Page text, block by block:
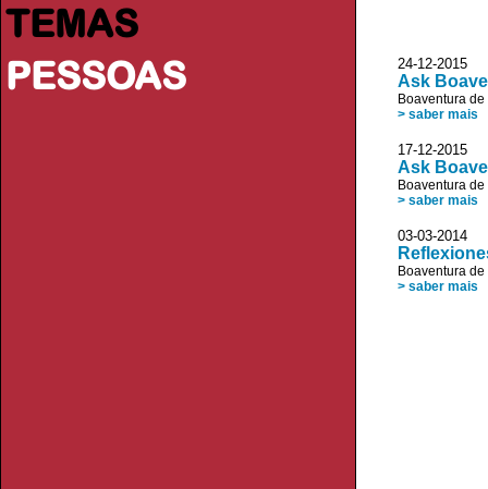
TEMAS
PESSOAS
24-12-
Ask
Boaventura
> saber mais
17-12-
Ask
Boaventura
> saber mais
03-03-
Boaventura
> saber mais